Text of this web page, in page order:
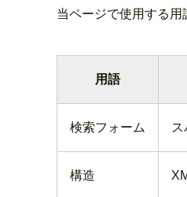
当ページで使用する用
用語
検索フォーム
構造